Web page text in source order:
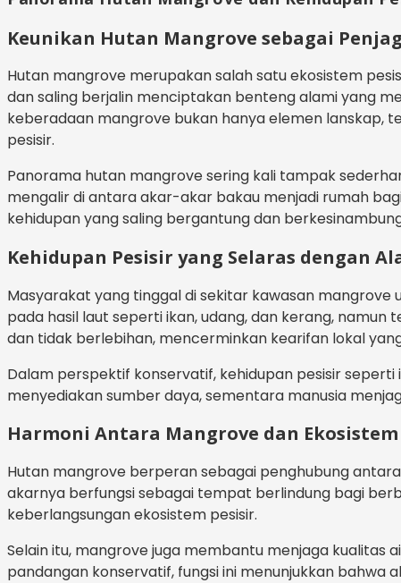
Keunikan Hutan Mangrove sebagai
Hutan mangrove merupakan salah satu ekosistem
dan saling berjalin menciptakan benteng alami yang
keberadaan mangrove bukan hanya elemen lanskap,
pesisir.
Panorama hutan mangrove sering kali tampak
mengalir di antara akar-akar bakau menjadi rumah
kehidupan yang saling bergantung dan
Kehidupan Pesisir yang Selaras dengan
Masyarakat yang tinggal di sekitar kawasan
pada hasil laut seperti ikan, udang, dan kerang,
dan tidak berlebihan, mencerminkan kearifan lokal
Dalam perspektif konservatif, kehidupan pesisir
menyediakan sumber daya, sementara manusia
Harmoni Antara Mangrove dan
Hutan mangrove berperan sebagai penghubung
akarnya berfungsi sebagai tempat berlindung bagi
keberlangsungan ekosistem pesisir.
Selain itu, mangrove juga membantu menjaga
pandangan konservatif, fungsi ini menunjukkan bahwa